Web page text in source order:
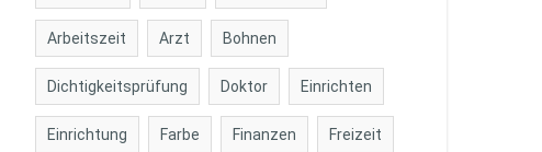
Arbeitszeit Arzt Bohnen
Dichtigkeitsprüfung Doktor Einrichten
Einrichtung Farbe Finanzen Freizeit